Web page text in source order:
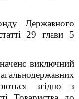
Державного
29 глави 5
виключний
згідно з